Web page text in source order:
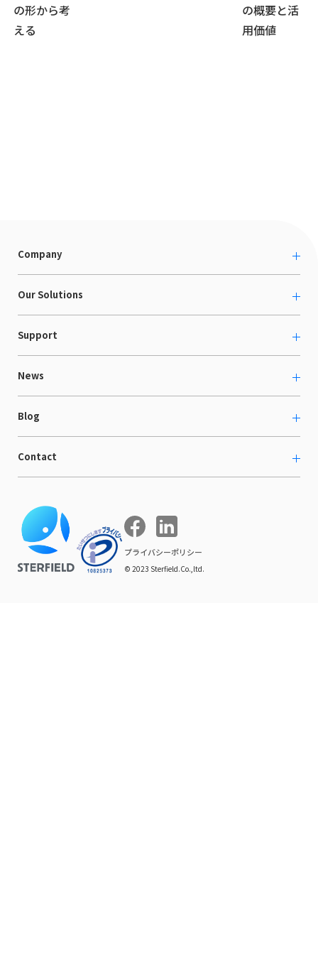
の形から考
える
の概要と活
用価値
Company
About us
カルチャー
採用情報
Our Solutions
越境ECコンサルティング
Shopee支援
LaunchCart
海外向けホームページ制作
COMPE NAVI
Support
お役立ち資料
セミナー情報
News
プレスリリース
イベント
ニュース
Blog
ECブログ
開発ブログ
イベントレポート
Contact
プライバシーポリシー
© 2023 Sterfield.Co.,ltd.